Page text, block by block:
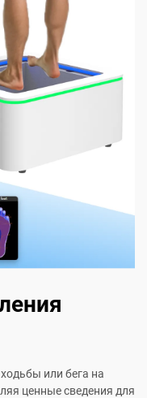
или бега на
ценные сведения для